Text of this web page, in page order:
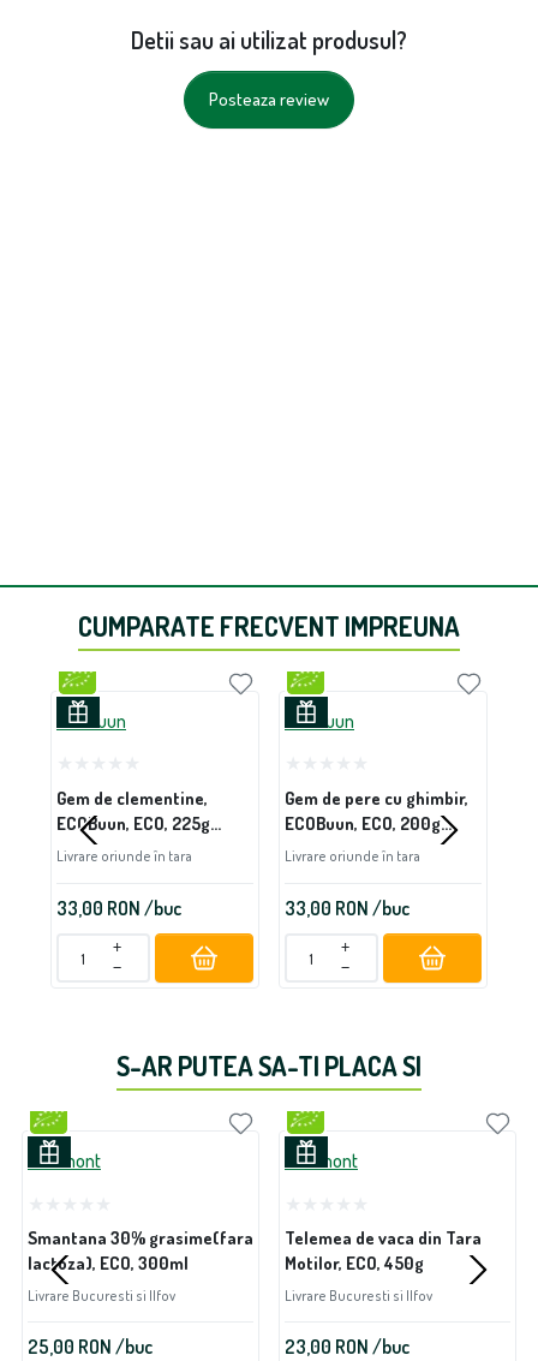
Detii sau ai utilizat produsul?
Posteaza review
CUMPARATE FRECVENT IMPREUNA
ECOBuun
Gem de clementine,
ECOBuun, ECO, 225g
(fara zahar)
Livrare oriunde în tara
33,00 RON /buc
+
−
ECOBuun
Gem de pere cu ghimbir,
ECOBuun, ECO, 200g
(fara zahar)
Livrare oriunde în tara
33,00 RON /buc
+
−
S-AR PUTEA SA-TI PLACA SI
Lactmont
Smantana 30% grasime(fara
lactoza), ECO, 300ml
Livrare Bucuresti si Ilfov
25,00 RON /buc
Lactmont
Telemea de vaca din Tara
Motilor, ECO, 450g
Livrare Bucuresti si Ilfov
23,00 RON /buc